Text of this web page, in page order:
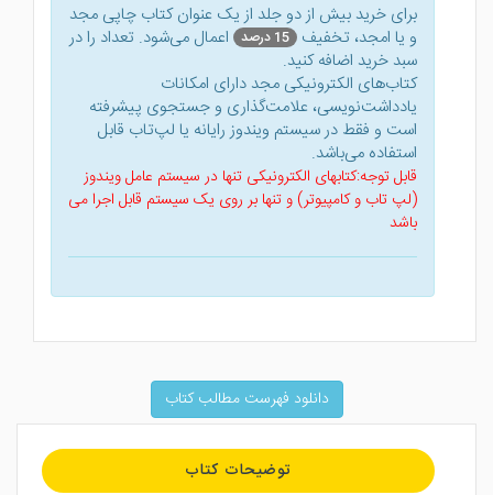
برای خرید بیش از دو جلد از یک عنوان کتاب‌ چاپی مجد
و یا امجد، تخفیف 15 درصد
اعمال می‌شود. تعداد را در
سبد خرید اضافه کنید.
کتاب‌های الکترونیکی مجد دارای امکانات
یادداشت‌نویسی، علامت‌گذاری و جستجوی پیشرفته
است و فقط در سیستم ویندوز رایانه یا لپ‌تاب قابل
استفاده می‌باشد.
قابل توجه:کتابهای الکترونیکی تنها در سیستم عامل ویندوز
(لپ تاب و کامپیوتر) و تنها بر روی یک سیستم قابل اجرا می
باشد
دانلود فهرست مطالب کتاب
توضیحات کتاب